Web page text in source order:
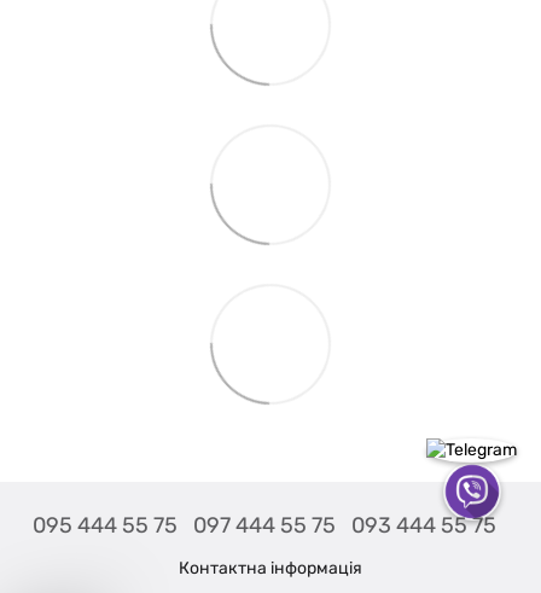
095 444 55 75 097 444 55 75 093 444 55 75
Контактна інформація